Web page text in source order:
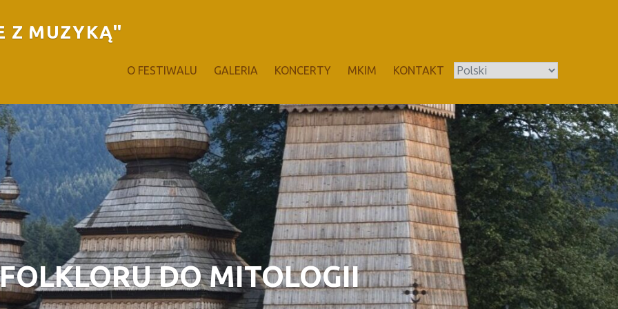
Z MUZYKĄ"
O FESTIWALU GALERIA KONCERTY MKIM KONTAKT
DO MITOLOGII